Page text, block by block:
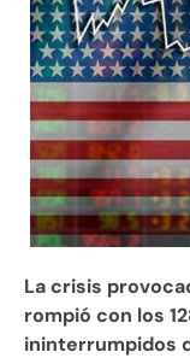
La crisis
rompió con los
ininterrumpidos